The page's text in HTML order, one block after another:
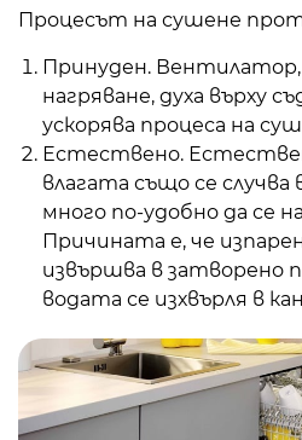
Процесът на сушене
Принуден. Вентилатор,
нагряване, духа върху
ускорява процеса на
Естествено.
влагата също се случва
много по-удобно да се
Причината е, че
извършва в затворено
водата се изхвърля в